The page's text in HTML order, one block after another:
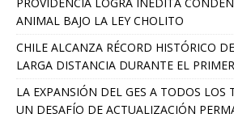
ANIMAL BAJO LA LEY CHOLITO
CHILE ALCANZA RÉCORD HISTÓRICO
LARGA DISTANCIA DURANTE EL
LA EXPANSIÓN DEL GES A TODOS LOS
UN DESAFÍO DE ACTUALIZACIÓN